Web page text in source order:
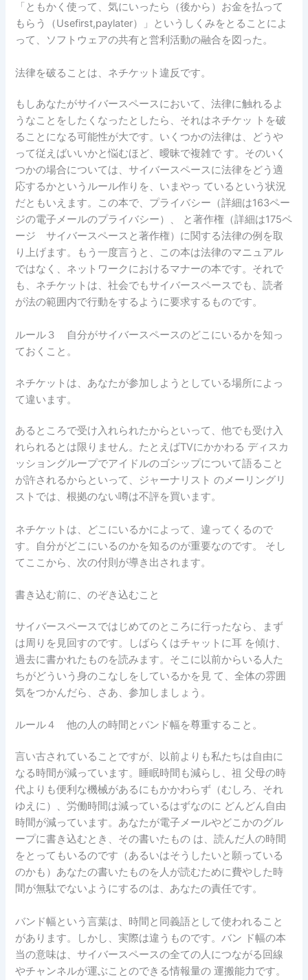
「ともかく使って、気にいったら（後から）お金を払って
もらう（Usefirst,paylater）」というしくみをとることによ
って、ソフトウェアの共有と営利活動の融合を図った。
法律を破ることは、ネチケット違反です。
もしあなたがサイバースペースにおいて、法律に触れるよ
うなことをしたくなったとしたら、それはネチケッ トを破
ることになる可能性が大です。いくつかの法律は、どうや
って従えばいいかと悩むほど、曖昧で複雑で す。そのいく
つかの場合については、サイバースペースに法律をどう適
応するかというルール作りを、いまやっ ているという状況
だともいえます。この本で、プライバシー（詳細は163ペー
ジの電子メールのプライバシー）、 と著作権（詳細は175ペ
ージ サイバースペースと著作権）に関する法律の例を取
り上げます。もう一度言うと、この本は法律のマニュアル
ではなく、ネットワークにおけるマナーの本です。それで
も、ネチケットは、社会でもサイバースペースでも、読者
が法の範囲内で行動をするように要求するものです。
ルール３ 自分がサイバースペースのどこにいるかを知っ
ておくこと。
ネチケットは、あなたが参加しようとしている場所によっ
て違います。
あるところで受け入れられたからといって、他でも受け入
れられるとは限りません。たとえばTVにかかわる ディスカ
ッショングループでアイドルのゴシップについて語ること
が許されるからといって、ジャーナリスト のメーリングリ
ストでは、根拠のない噂は不評を買います。
ネチケットは、どこにいるかによって、違ってくるので
す。自分がどこにいるのかを知るのが重要なのです。 そし
てここから、次の付則が導き出されます。
書き込む前に、のぞき込むこと
サイバースペースではじめてのところに行ったなら、まず
は周りを見回すのです。しばらくはチャットに耳 を傾け、
過去に書かれたものを読みます。そこに以前からいる人た
ちがどういう身のこなしをしているかを見 て、全体の雰囲
気をつかんだら、さあ、参加しましょう。
ルール４ 他の人の時間とバンド幅を尊重すること。
言い古されていることですが、以前よりも私たちは自由に
なる時間が減っています。睡眠時間も減らし、祖 父母の時
代よりも便利な機械があるにもかかわらず（むしろ、それ
ゆえに）、労働時間は減っているはずなのに どんどん自由
時間が減っています。あなたが電子メールやどこかのグル
ープに書き込むとき、その書いたもの は、読んだ人の時間
をとってもいるのです（あるいはそうしたいと願っている
のかも）あなたの書いたものを人が読むために費やした時
間が無駄でないようにするのは、あなたの責任です。
バンド幅という言葉は、時間と同義語として使われること
があります。しかし、実際は違うものです。バン ド幅の本
当の意味は、サイバースペースの全ての人につながる回線
やチャンネルが運ぶことのできる情報量の 運搬能力です。